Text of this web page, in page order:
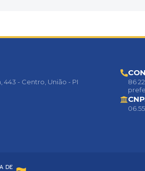
443 - Centro, União - PI
86